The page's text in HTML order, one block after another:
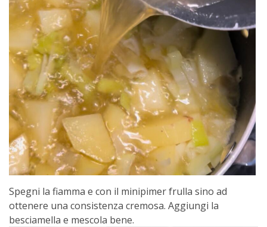
Spegni la fiamma e con il minipimer frulla sino ad
ottenere una consistenza cremosa. Aggiungi la
besciamella e mescola bene.